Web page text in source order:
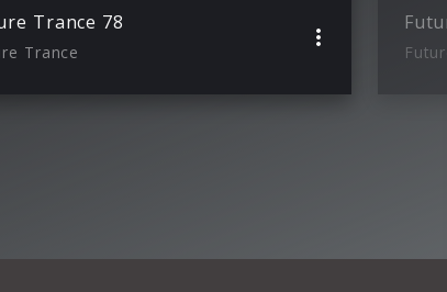
Trance 78
Trance